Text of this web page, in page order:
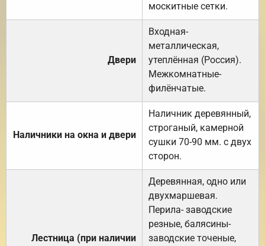
москитные сетки.
Двери
Входная-
металлическая,
утеплённая (Россия).
Межкомнатные-
филёнчатые.
Наличники на окна и двери
Наличник деревянный,
строганый, камерной
сушки 70-90 мм. с двух
сторон.
Лестница (при наличии
Деревянная, одно или
двухмаршевая.
Перила- заводские
резные, балясины-
заводские точеные,